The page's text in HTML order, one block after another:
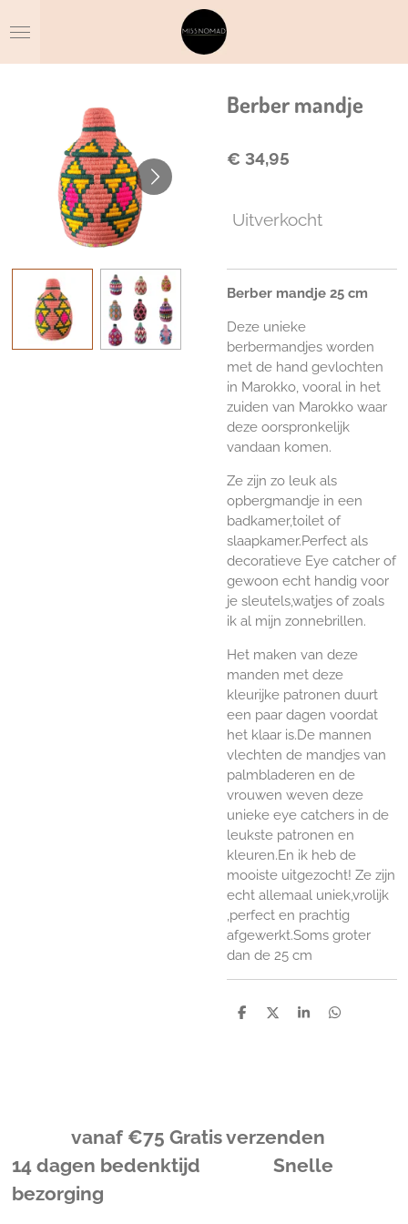
direct
Berber mandje
€ 34,95
Uitverkocht
Berber mandje 25 cm
Deze unieke
berbermandjes worden
met de hand gevlochten
in Marokko, vooral in het
zuiden van Marokko waar
deze oorspronkelijk
vandaan komen.
Ze zijn zo leuk als
opbergmandje in een
badkamer,toilet of
slaapkamer.Perfect als
decoratieve Eye catcher of
gewoon echt handig voor
je sleutels,watjes of zoals
ik al mijn zonnebrillen.
Het maken van deze
manden met deze
kleurijke patronen duurt
een paar dagen voordat
het klaar is.De mannen
vlechten de mandjes van
palmbladeren en de
vrouwen weven deze
unieke eye catchers in de
leukste patronen en
kleuren.En ik heb de
mooiste uitgezocht! Ze zijn
echt allemaal uniek,vrolijk
,perfect en prachtig
afgewerkt.Soms groter
dan de 25 cm
D
D
S
D
vanaf €75 Gratis verzenden
14 dagen bedenktijd Snelle
bezorging